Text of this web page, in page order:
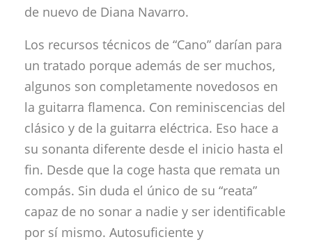
de nuevo de Diana Navarro.
Los recursos técnicos de “Cano” darían para
un tratado porque además de ser muchos,
algunos son completamente novedosos en
la guitarra flamenca. Con reminiscencias del
clásico y de la guitarra eléctrica. Eso hace a
su sonanta diferente desde el inicio hasta el
fin. Desde que la coge hasta que remata un
compás. Sin duda el único de su “reata”
capaz de no sonar a nadie y ser identificable
por sí mismo. Autosuficiente y